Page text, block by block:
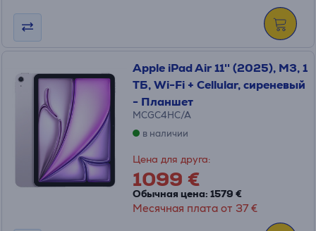
Apple iPad Air 11'' (2025), M3, 1
ТБ, Wi-Fi + Cellular, сиреневый
- Планшет
MCGC4HC/A
в наличии
Цена для друга:
1099 €
Обычная цена: 1579 €
Месячная плата от 37 €